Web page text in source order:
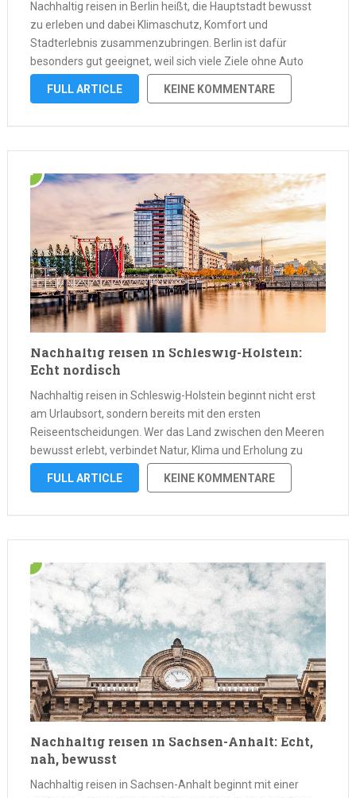
Nachhaltig reisen in Berlin heißt, die Hauptstadt bewusst
zu erleben und dabei Klimaschutz, Komfort und
Stadterlebnis zusammenzubringen. Berlin ist dafür
besonders gut geeignet, weil sich viele Ziele ohne Auto
erreichen lassen. Die Stadt bietet dafür eine starke Basis:
Bahn, ÖPNV, Fahrrad und Fußwege sind im Alltag …
FULL ARTICLE KEINE KOMMENTARE
Nachhaltig reisen in Schleswig-Holstein:
Echt nordisch
Nachhaltig reisen in Schleswig-Holstein beginnt nicht erst
am Urlaubsort, sondern bereits mit den ersten
Reiseentscheidungen. Wer das Land zwischen den Meeren
bewusst erlebt, verbindet Natur, Klima und Erholung zu
einer stimmigen Reiseform. Nachhaltig reisen in
Schleswig-Holstein heißt, Anreise, Unterkunft, Mobilität vor
FULL ARTICLE KEINE KOMMENTARE
Nachhaltig reisen in Sachsen-Anhalt: Echt,
nah, bewusst
Nachhaltig reisen in Sachsen-Anhalt beginnt mit einer